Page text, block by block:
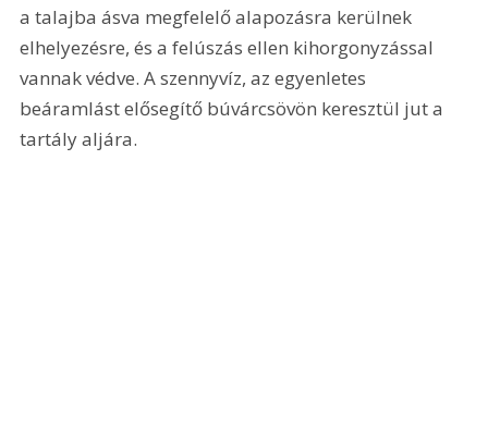
a talajba ásva megfelelő alapozásra kerülnek
elhelyezésre, és a felúszás ellen kihorgonyzással
vannak védve. A szennyvíz, az egyenletes
beáramlást elősegítő búvárcsövön keresztül jut a
tartály aljára.